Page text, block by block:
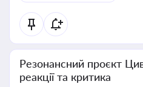
Резонансний проєкт
реакції та критика